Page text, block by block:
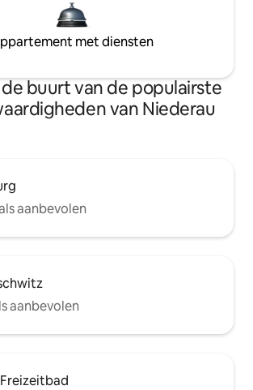
met diensten
buurt van de populairste
van Niederau
aanbevolen
aanbevolen